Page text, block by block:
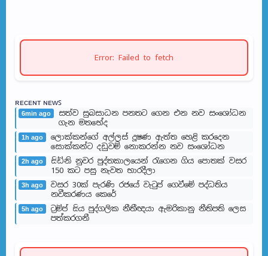
Error: Failed to fetch
ʀᴇᴄᴇɴᴛ ɴᴇᴡꜱ
6min ago
සත්ව සුබසාධන පනතට ගෙන එන නව සංශෝධන
ගැන මතභේ​ද
1h ago
ලොක්කන්ගේ අල්ලස් දූෂණ ඇත්ත හෙළි කරදෙන
සොක්කන්ට දඩුවම් නොකරන්න නව සංශෝධන
2h ago
සිඩ්නි නුවර පුද්තකාලයෙන් රැගෙන ගිය පොතක් වසර
150 කට පසු නැවත භාරදීලා
3h ago
වසර 30ක් පැරණි රජයේ වැටුප් ගෙවීමේ පද්ධතිය
නවීකරණය කෙරේ
5h ago
ට්‍රම්ප් සිය පුද්ගලික නීතීඥයා ඇමරිකානු නීතිපති ලෙස
පත්කරගනී